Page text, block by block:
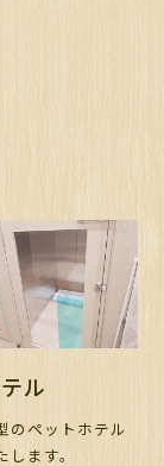
ル
のペットホテル
ます。